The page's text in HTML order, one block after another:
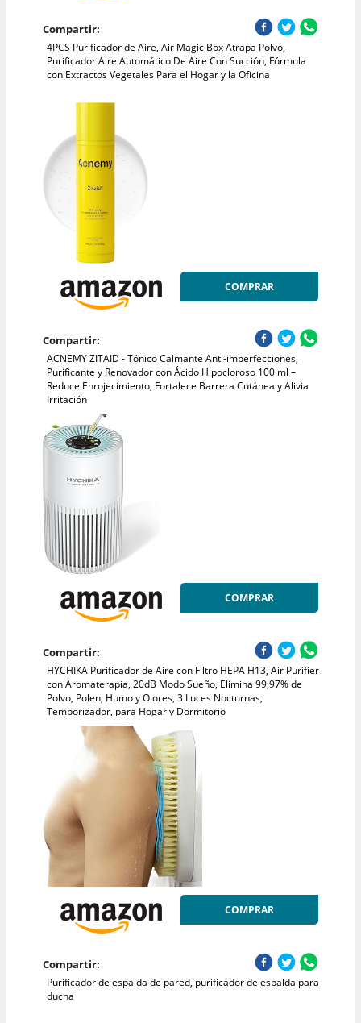
Compartir:
4PCS Purificador de Aire, Air Magic Box Atrapa Polvo,
Purificador Aire Automático De Aire Con Succión, Fórmula
con Extractos Vegetales Para el Hogar y la Oficina
COMPRAR
Compartir:
ACNEMY ZITAID - Tónico Calmante Anti-imperfecciones,
Purificante y Renovador con Ácido Hipocloroso 100 ml –
Reduce Enrojecimiento, Fortalece Barrera Cutánea y Alivia
Irritación
COMPRAR
Compartir:
HYCHIKA Purificador de Aire con Filtro HEPA H13, Air Purifier
con Aromaterapia, 20dB Modo Sueño, Elimina 99,97% de
Polvo, Polen, Humo y Olores, 3 Luces Nocturnas,
Temporizador, para Hogar y Dormitorio
COMPRAR
Compartir:
Purificador de espalda de pared, purificador de espalda para
ducha